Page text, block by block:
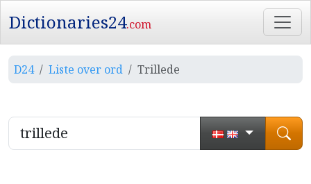
Dictionaries24.com
D24 Liste over ord Trillede